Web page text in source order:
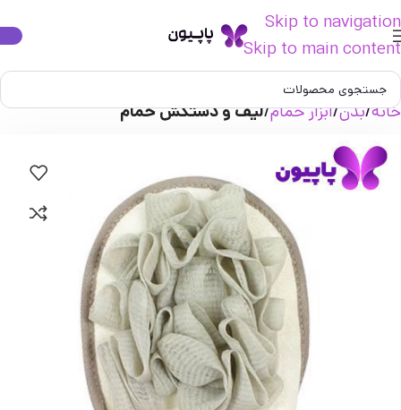
Skip to navigation
Skip to main content
خانه بدن ابزار حمام لیف و دستکش حمام